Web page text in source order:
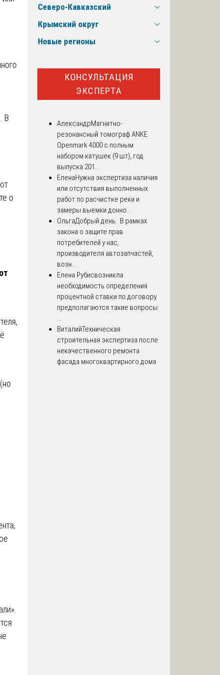
В
о
Северо-Кавказский
Крымский округ
Новые регионы
КОНСУЛЬТАЦИЯ
ЭКСПЕРТА
АлександрМагнитно-
резонансный томограф ANKE
Openmark 4000 с полным
набором катушек (9 шт), год
выпуска 201...
ЕленаНужна экспертиза наличия
или отсутствия выполненных
работ по расчистке реки и
замеры выемки донно...
ОльгаДобрый день. В рамках
закона о защите прав
потребителей у нас,
производителя автозапчастей,
возн...
Елена Рубисвозникла
необходимость определения
процентной ставки по договору.
предполагаются такие вопросы:
...
ВиталийТехническая
строительная экспертиза после
некачественного ремонта
фасада многоквартирного дома